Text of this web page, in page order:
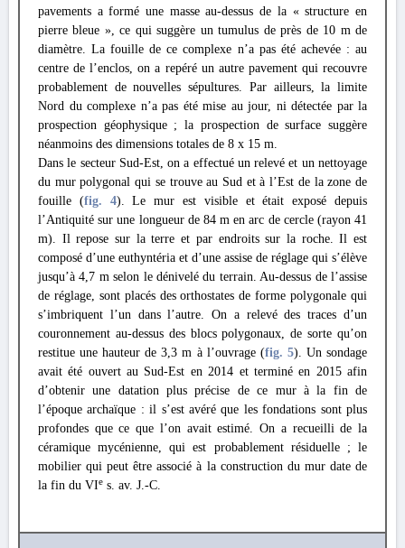
pavements a formé une masse au-dessus de la « structure en
pierre bleue », ce qui suggère un tumulus de près de 10 m de
diamètre. La fouille de ce complexe n’a pas été achevée : au
centre de l’enclos, on a repéré un autre pavement qui recouvre
probablement de nouvelles sépultures. Par ailleurs, la limite
Nord du complexe n’a pas été mise au jour, ni détectée par la
prospection géophysique ; la prospection de surface suggère
néanmoins des dimensions totales de 8 x 15 m.
Dans le secteur Sud-Est, on a effectué un relevé et un nettoyage
du mur polygonal qui se trouve au Sud et à l’Est de la zone de
fouille (fig. 4). Le mur est visible et était exposé depuis
l’Antiquité sur une longueur de 84 m en arc de cercle (rayon 41
m). Il repose sur la terre et par endroits sur la roche. Il est
composé d’une euthyntéria et d’une assise de réglage qui s’élève
jusqu’à 4,7 m selon le dénivelé du terrain. Au-dessus de l’assise
de réglage, sont placés des orthostates de forme polygonale qui
s’imbriquent l’un dans l’autre. On a relevé des traces d’un
couronnement au-dessus des blocs polygonaux, de sorte qu’on
restitue une hauteur de 3,3 m à l’ouvrage (fig. 5). Un sondage
avait été ouvert au Sud-Est en 2014 et terminé en 2015 afin
d’obtenir une datation plus précise de ce mur à la fin de
l’époque archaïque : il s’est avéré que les fondations sont plus
profondes que ce que l’on avait estimé. On a recueilli de la
céramique mycénienne, qui est probablement résiduelle ; le
mobilier qui peut être associé à la construction du mur date de
la fin du VIe s. av. J.-C.